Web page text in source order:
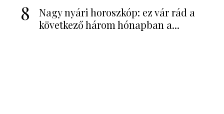
8
Nagy nyári horoszkóp: ez vár rád a
következő három hónapban a...